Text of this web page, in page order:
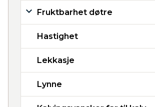
Fruktbarhet døtre
Hastighet
Lekkasje
Lynne